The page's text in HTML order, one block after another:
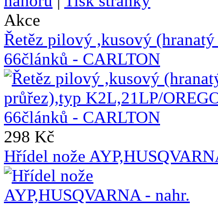
Akce
Řetěz pilový ,kusový
66článků - CARLTON
298 Kč
Hřídel nože